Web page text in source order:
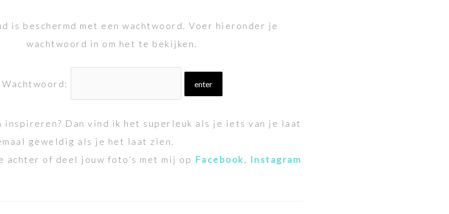
is beschermd met een wachtwoord. Voer hieronder je
wachtwoord in om het te bekijken.
Wachtwoord:
inspireren? Dan vind ik het superleuk als je iets van je laat
geweldig als je het laat zien.
achter of deel jouw foto’s met mij op Facebook, Instagram